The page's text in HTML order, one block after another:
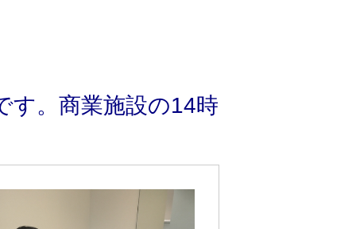
す。商業施設の14時